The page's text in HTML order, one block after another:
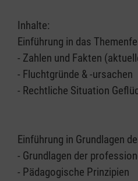
Inhalte:
Einführung in das
- Zahlen und Fakten
- Fluchtgründe & -ursachen
- Rechtliche Situation
Einführung in Grundlagen
- Grundlagen der
- Pädagogische Prinzipien